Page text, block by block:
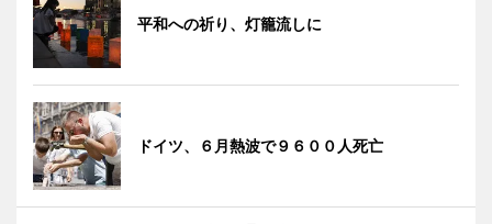
平和への祈り、灯籠流しに
ドイツ、６月熱波で９６００人死亡